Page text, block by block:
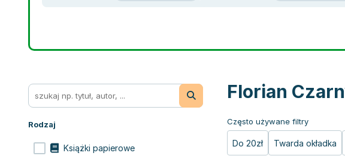
Rodzaj
Książki papierowe
Florian
Często używane filtry
Do 20zł Twarda okładka